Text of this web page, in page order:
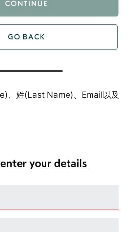
、姓(Last Name)、Email以及